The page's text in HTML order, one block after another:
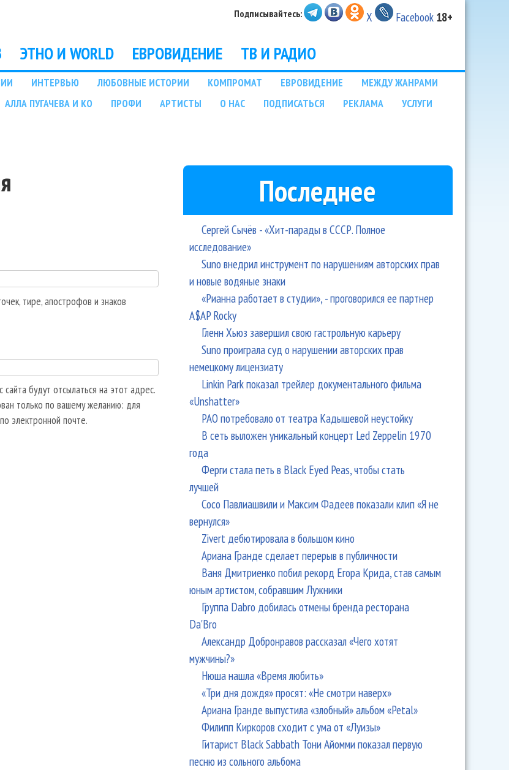
Подписывайтесь: X Facebook 18+
ЭТНО И WORLD ЕВРОВИДЕНИЕ ТВ И РАДИО
ИНТЕРВЬЮ ЛЮБОВНЫЕ ИСТОРИИ КОМПРОМАТ ЕВРОВИДЕНИЕ
МЕЖДУ ЖАНРАМИ
АЛЛА ПУГАЧЕВА И КО ПРОФИ АРТИСТЫ О НАС ПОДПИСАТЬСЯ РЕКЛАМА
УСЛУГИ
тире, апострофов и знаков
будут отсылаться на этот адрес.
только по вашему желанию: для
электронной почте.
Последнее
Сергей Сычёв - «Хит-парады в СССР. Полное
исследование»
Suno внедрил инструмент по нарушениям авторских прав
и новые водяные знаки
«Рианна работает в студии», - проговорился ее партнер
A$AP Rocky
Гленн Хьюз завершил свою гастрольную карьеру
Suno проиграла суд о нарушении авторских прав
немецкому лицензиату
Linkin Park показал трейлер документального фильма
«Unshatter»
РАО потребовало от театра Кадышевой неустойку
В сеть выложен уникальный концерт Led Zeppelin 1970
года
Ферги стала петь в Black Eyed Peas, чтобы стать
лучшей
Сосо Павлиашвили и Максим Фадеев показали клип «Я не
вернулся»
Zivert дебютировала в большом кино
Ариана Гранде сделает перерыв в публичности
Ваня Дмитриенко побил рекорд Егора Крида, став самым
юным артистом, собравшим Лужники
Группа Dabro добилась отмены бренда ресторана
Da'Bro
Александр Добронравов рассказал «Чего хотят
мужчины?»
Нюша нашла «Время любить»
«Три дня дождя» просят: «Не смотри наверх»
Ариана Гранде выпустила «злобный» альбом «Petal»
Филипп Киркоров сходит с ума от «Луизы»
Гитарист Black Sabbath Тони Айомми показал первую
песню из сольного альбома